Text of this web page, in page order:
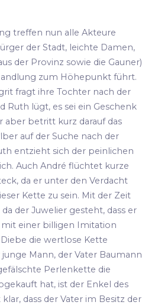
treffen nun alle Akteure
der Stadt, leichte Damen,
der Provinz sowie die Gauner)
zum Höhepunkt führt.
fragt ihre Tochter nach der
Ruth lügt, es sei ein Geschenk
aber betritt kurz darauf das
auf der Suche nach der
entzieht sich der peinlichen
Auch André flüchtet kurze
da er unter den Verdacht
Kette zu sein. Mit der Zeit
der Juwelier gesteht, dass er
einer billigen Imitation
die wertlose Kette
Mann, der Vater Baumann
Perlenkette die
hat, ist der Enkel des
dass der Vater im Besitz der